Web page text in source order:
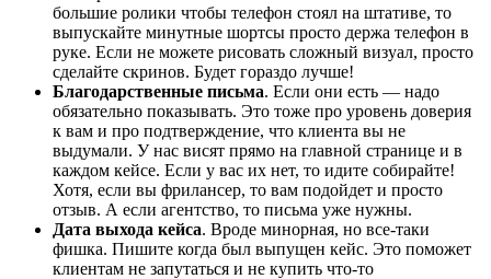
большие ролики чтобы телефон стоял на штативе, то
выпускайте минутные шортсы просто держа телефон в
руке. Если не можете рисовать сложный визуал, просто
сделайте скринов. Будет гораздо лучше!
Благодарственные письма. Если они есть — надо
обязательно показывать. Это тоже про уровень доверия
к вам и про подтверждение, что клиента вы не
выдумали. У нас висят прямо на главной странице и в
каждом кейсе. Если у вас их нет, то идите собирайте!
Хотя, если вы фрилансер, то вам подойдет и просто
отзыв. А если агентство, то письма уже нужны.
Дата выхода кейса. Вроде минорная, но все-таки
фишка. Пишите когда был выпущен кейс. Это поможет
клиентам не запутаться и не купить что-то